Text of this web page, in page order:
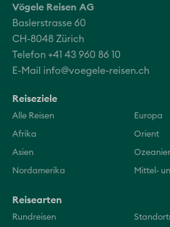
Vögele Reisen AG
Baslerstrasse 60
CH-8048 Zürich
Telefon +41 43 960 86 10
E-Mail info@voegele-reisen.ch
Reiseziele
Alle Reisen Europa
Afrika Orient
Asien
Nordamerika Mittel-
Reisearten
Rundreisen